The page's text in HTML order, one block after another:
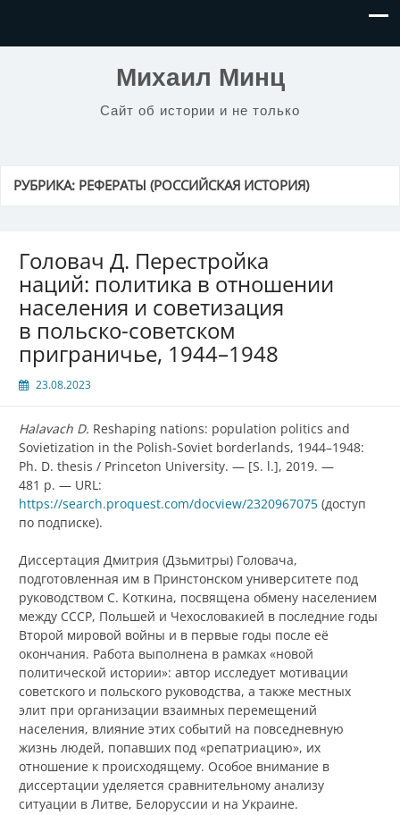
Михаил Минц
Сайт об истории и не только
РУБРИКА: РЕФЕРАТЫ (РОССИЙСКАЯ ИСТОРИЯ)
Головач Д. Перестройка
наций: политика в отношении
населения и советизация
в польско-советском
приграничье, 1944–1948
23.08.2023
Halavach D. Reshaping nations: population politics and
Sovietization in the Polish-Soviet borderlands, 1944–1948:
Ph. D. thesis / Princeton University. — [S. l.], 2019. —
481 p. — URL:
https://search.proquest.com/docview/2320967075 (доступ
по подписке).
Диссертация Дмитрия (Дзьмитры) Головача,
подготовленная им в Принстонском университете под
руководством С. Коткина, посвящена обмену населением
между СССР, Польшей и Чехословакией в последние годы
Второй мировой войны и в первые годы после её
окончания. Работа выполнена в рамках «новой
политической истории»: автор исследует мотивации
советского и польского руководства, а также местных
элит при организации взаимных перемещений
населения, влияние этих событий на повседневную
жизнь людей, попавших под «репатриацию», их
отношение к происходящему. Особое внимание в
диссертации уделяется сравнительному анализу
ситуации в Литве, Белоруссии и на Украине.